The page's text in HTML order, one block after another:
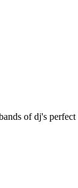
of dj's